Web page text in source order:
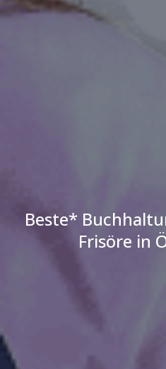
Beste*
Frisöre in